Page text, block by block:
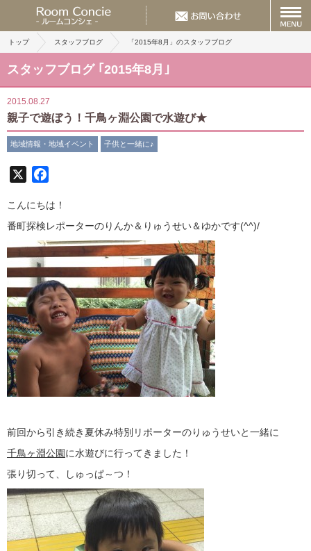
トップ スタッフブログ 「2015年8月」のスタッフブログ
スタッフブログ ｢2015年8月｣
2015.08.27
親子で遊ぼう！千鳥ヶ淵公園で水遊び★
地域情報・地域イベント 子供と一緒に♪
こんにちは！
番町探検レポーターのりんか＆りゅうせい＆ゆかです(^^)/
前回から引き続き夏休み特別リポーターのりゅうせいと一緒に
千鳥ヶ淵公園に水遊びに行ってきました！
張り切って、しゅっぱ～つ！